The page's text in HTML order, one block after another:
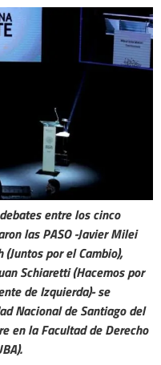
entre los cinco
las PASO -Javier Milei
por el Cambio),
Schiaretti (Hacemos por
de Izquierda)- se
Nacional de Santiago del
en la Facultad de Derecho